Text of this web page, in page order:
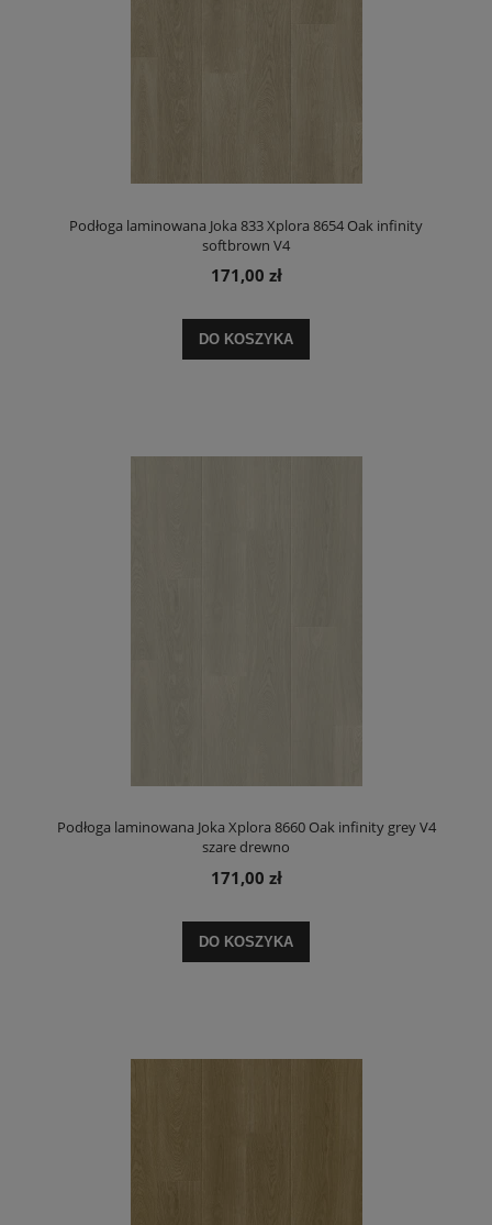
Podłoga laminowana Joka 833 Xplora 8654 Oak infinity
softbrown V4
171,00 zł
DO KOSZYKA
Podłoga laminowana Joka Xplora 8660 Oak infinity grey V4
szare drewno
171,00 zł
DO KOSZYKA